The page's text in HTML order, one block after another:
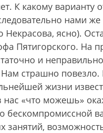
К какому варианту
нами же
ясно).
Пятигорского. На
и
страшно
жизни
нас «что можешь»
бескомпромиссной
занятий,